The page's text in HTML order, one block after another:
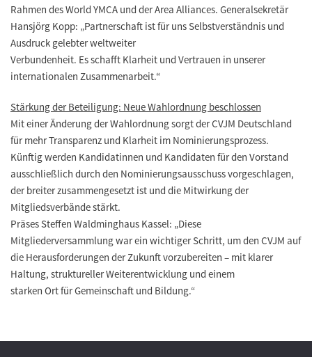
Rahmen des World YMCA und der Area Alliances. Generalsekretär
Hansjörg Kopp: „Partnerschaft ist für uns Selbstverständnis und
Ausdruck gelebter weltweiter
Verbundenheit. Es schafft Klarheit und Vertrauen in unserer
internationalen Zusammenarbeit.“
Stärkung der Beteiligung: Neue Wahlordnung beschlossen
Mit einer Änderung der Wahlordnung sorgt der CVJM Deutschland
für mehr Transparenz und Klarheit im Nominierungsprozess.
Künftig werden Kandidatinnen und Kandidaten für den Vorstand
ausschließlich durch den Nominierungsausschuss vorgeschlagen,
der breiter zusammengesetzt ist und die Mitwirkung der
Mitgliedsverbände stärkt.
Präses Steffen Waldminghaus Kassel: „Diese
Mitgliederversammlung war ein wichtiger Schritt, um den CVJM auf
die Herausforderungen der Zukunft vorzubereiten – mit klarer
Haltung, struktureller Weiterentwicklung und einem
starken Ort für Gemeinschaft und Bildung.“